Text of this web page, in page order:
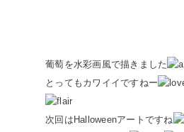
葡萄を水彩画風で描きました
とってもカワイイですねー
次回はHalloweenアートですね